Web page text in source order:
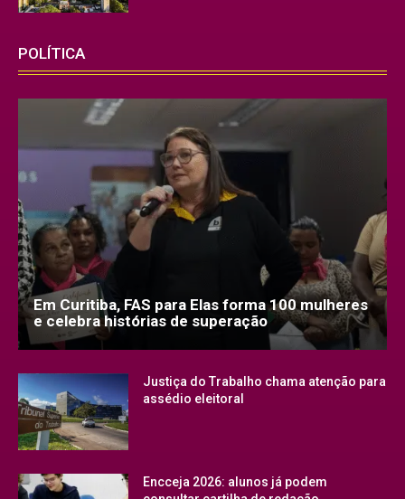
POLÍTICA
Em Curitiba, FAS para Elas forma 100 mulheres
e celebra histórias de superação
Justiça do Trabalho chama atenção para
assédio eleitoral
Encceja 2026: alunos já podem